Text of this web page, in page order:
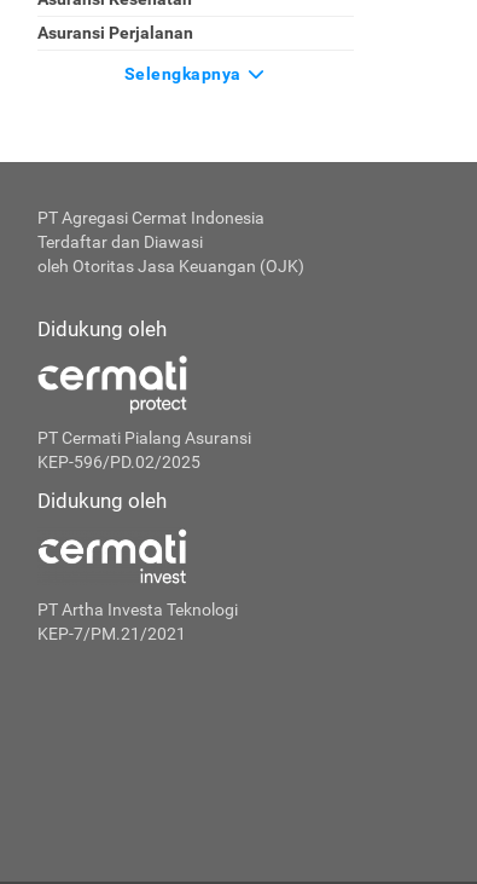
Asuransi Perjalanan
Selengkapnya
PT Agregasi Cermat Indonesia
Terdaftar dan Diawasi
oleh Otoritas Jasa Keuangan (OJK)
Didukung oleh
PT Cermati Pialang Asuransi
KEP-596/PD.02/2025
Didukung oleh
PT Artha Investa Teknologi
KEP-7/PM.21/2021